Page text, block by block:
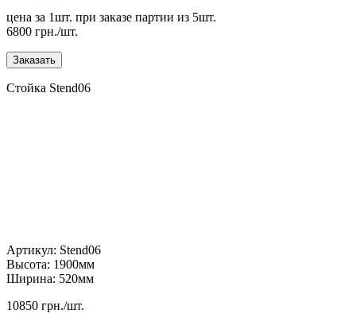
цена за 1шт. при заказе партии из 5шт.
6800 грн./шт.
Стойка Stend06
Артикул: Stend06
Высота: 1900мм
Ширина: 520мм
10850 грн./шт.